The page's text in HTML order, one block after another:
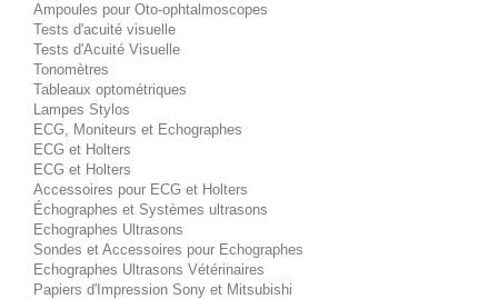
Ampoules pour Oto-ophtalmoscopes
Tests d'acuité visuelle
Tests d'Acuité Visuelle
Tonomètres
Tableaux optométriques
Lampes Stylos
ECG, Moniteurs et Echographes
ECG et Holters
ECG et Holters
Accessoires pour ECG et Holters
Échographes et Systèmes ultrasons
Echographes Ultrasons
Sondes et Accessoires pour Echographes
Echographes Ultrasons Vétérinaires
Papiers d'Impression Sony et Mitsubishi